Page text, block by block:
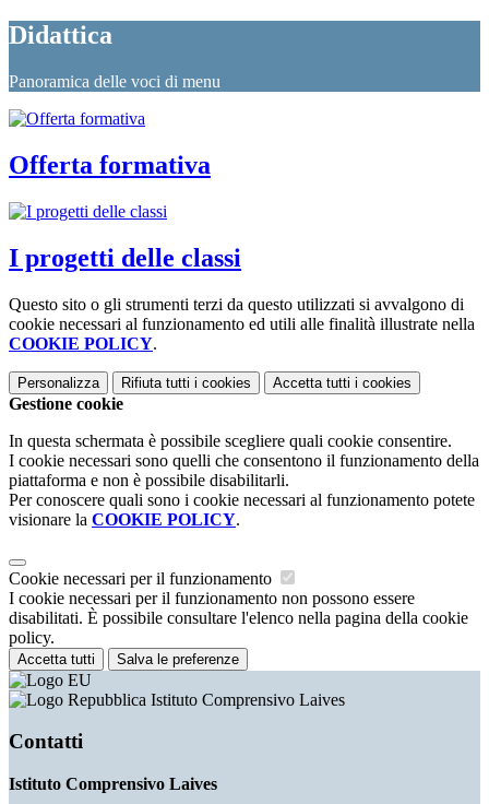
Didattica
Panoramica delle voci di menu
Offerta formativa
I progetti delle classi
Questo sito o gli strumenti terzi da questo utilizzati si avvalgono di
cookie necessari al funzionamento ed utili alle finalità illustrate nella
COOKIE POLICY.
Personalizza Rifiuta tutti i cookies Accetta tutti i cookies
Gestione cookie
In questa schermata è possibile scegliere quali cookie consentire.
I cookie necessari sono quelli che consentono il funzionamento della
piattaforma e non è possibile disabilitarli.
Per conoscere quali sono i cookie necessari al funzionamento potete
visionare la COOKIE POLICY.
Cookie necessari per il funzionamento
I cookie necessari per il funzionamento non possono essere
disabilitati. È possibile consultare l'elenco nella pagina della cookie
policy.
Accetta tutti Salva le preferenze
Istituto Comprensivo Laives
Contatti
Istituto Comprensivo Laives